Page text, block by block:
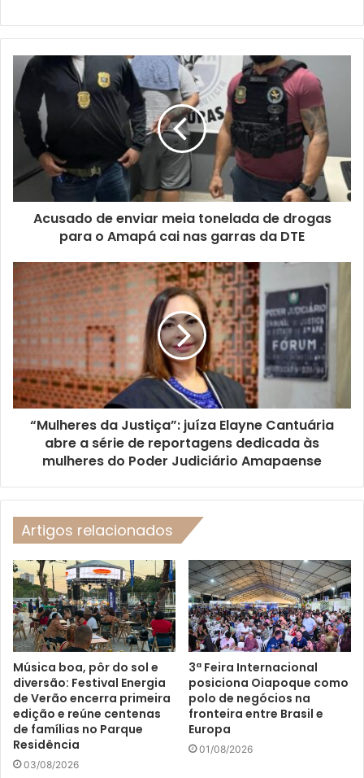
Acusado de enviar meia tonelada de drogas
para o Amapá cai nas garras da DTE
“Mulheres da Justiça”: juíza Elayne Cantuária
abre a série de reportagens dedicada às
mulheres do Poder Judiciário Amapaense
Artigos relacionados
Música boa, pôr do sol e
diversão: Festival Energia
de Verão encerra primeira
edição e reúne centenas
de famílias no Parque
Residência
03/08/2026
3ª Feira Internacional
posiciona Oiapoque como
polo de negócios na
fronteira entre Brasil e
Europa
01/08/2026